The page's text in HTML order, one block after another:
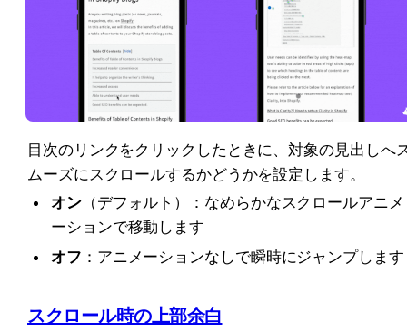
目次のリンクをクリックしたときに、対象の見出しへ
ムーズにスクロールするかどうかを設定します。
オン（デフォルト）：なめらかなスクロールアニメ
ーションで移動します
オフ ：アニメーションなしで瞬時にジャンプします
スクロール時の上部余白